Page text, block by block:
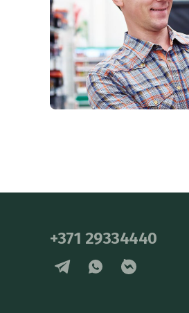
+371 29334440